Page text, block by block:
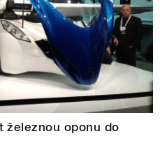
železnou oponu do